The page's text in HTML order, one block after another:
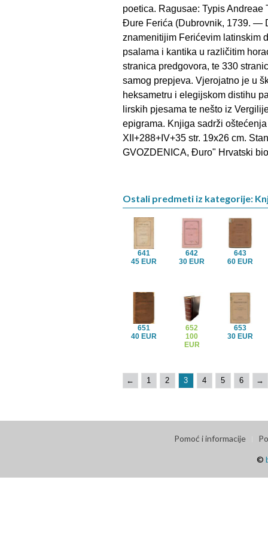
poetica. Ragusae: Typis
Đure Ferića (Dubrovnik, 1739. —
znamenitijim Ferićevim latinskim
psalama i kantika u različitim
stranica predgovora, te 330
samog prepjeva. Vjerojatno je u
heksametru i elegijskom distihu
lirskih pjesama te nešto iz
epigrama. Knjiga sadrži
XII+288+IV+35 str. 19x26 cm.
GVOZDENICA, Đuro" Hrvatski
Ostali predmeti iz kategorije:
641
45 EUR
642
30 EUR
643
60 EUR
651
40 EUR
652
100
EUR
653
30 EUR
← 1 2 3 4 5 6 →
Pomoć i informacije
©